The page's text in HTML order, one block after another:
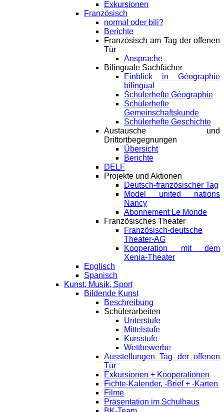
Exkursionen
Französisch
normal oder bili?
Berichte
Französisch am Tag der offenen
Tür
Ansprache
Bilinguale Sachfächer
Einblick in Géographie
bilingual
Schülerhefte Géographie
Schülerhefte
Gemeinschaftskunde
Schülerhefte Geschichte
Austausche und
Drittortbegegnungen
Übersicht
Berichte
DELF
Projekte und Aktionen
Deutsch-französischer Tag
Model united nations
Nancy
Abonnement Le Monde
Französisches Theater
Französisch-deutsche
Theater-AG
Kooperation mit dem
Xenia-Theater
Englisch
Spanisch
Kunst, Musik, Sport
Bildende Kunst
Beschreibung
Schülerarbeiten
Unterstufe
Mittelstufe
Kursstufe
Wettbewerbe
Ausstellungen Tag der offenen
Tür
Exkursionen + Kooperationen
Fichte-Kalender, -Brief + -Karten
Filme
Präsentation im Schulhaus